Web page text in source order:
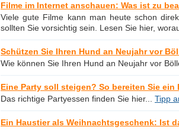
Filme im Internet anschauen: Was ist zu
Viele gute Filme kann man heute schon
sollten Sie vorsichtig sein. Lesen Sie hier,
Schützen Sie Ihren Hund an Neujahr vor
Wie können Sie Ihren Hund an Neujahr vor
Eine Party soll steigen? So bereiten Sie ein
Das richtige Partyessen finden Sie hier... Tipp
Ein Haustier als Weihnachtsgeschenk: Ist